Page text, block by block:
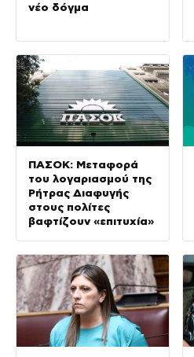
νέο δόγμα
ΠΑΣΟΚ: Μεταφορά
του λογαριασμού της
Ρήτρας Διαφυγής
στους πολίτες
βαφτίζουν «επιτυχία»